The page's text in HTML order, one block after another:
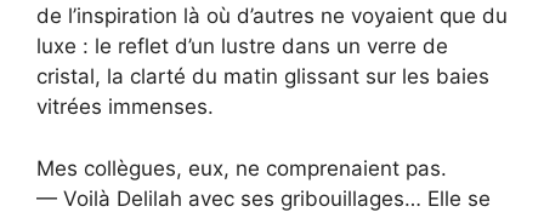
de l’inspiration là où d’autres ne voyaient que du
luxe : le reflet d’un lustre dans un verre de
cristal, la clarté du matin glissant sur les baies
vitrées immenses.
Mes collègues, eux, ne comprenaient pas.
— Voilà Delilah avec ses gribouillages… Elle se